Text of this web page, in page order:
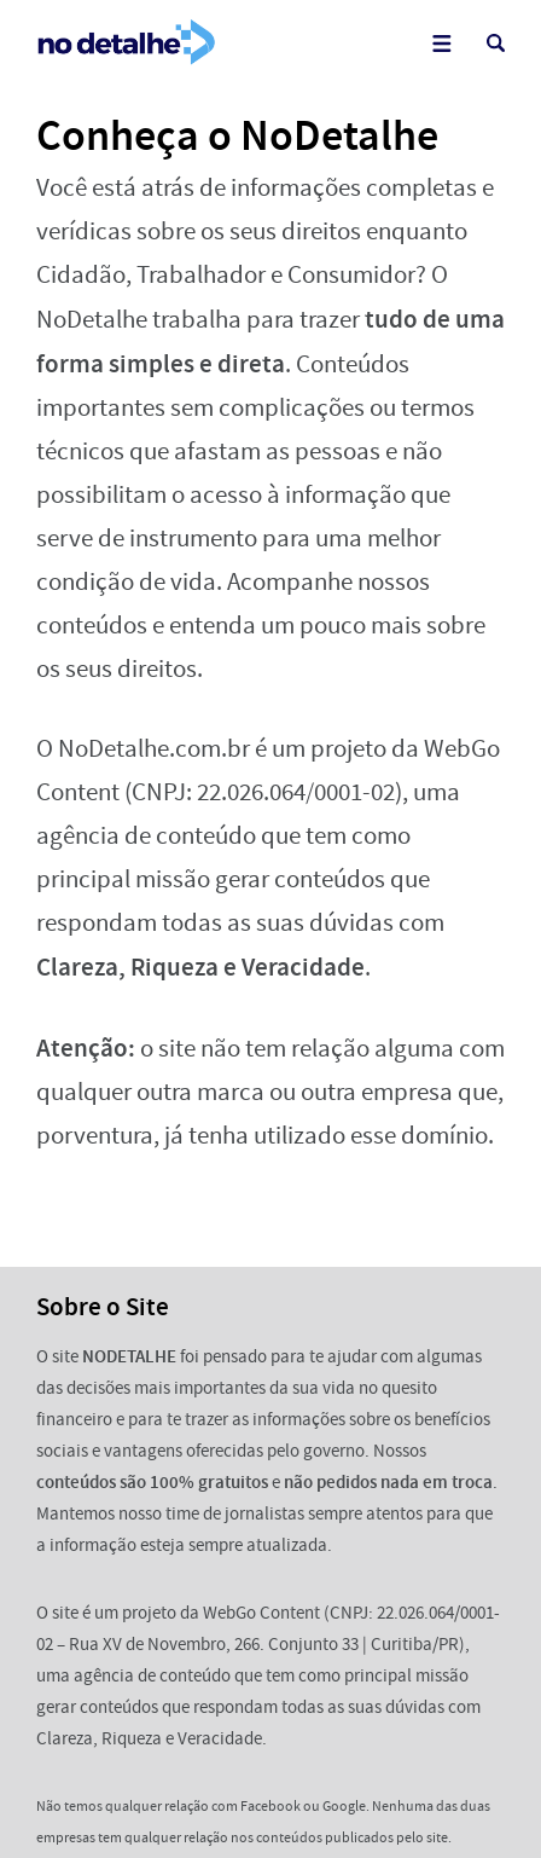
Conheça o NoDetalhe
Você está atrás de informações completas e
verídicas sobre os seus direitos enquanto
Cidadão, Trabalhador e Consumidor? O
NoDetalhe trabalha para trazertudo de uma
forma simples e direta. Conteúdos
importantes sem complicações ou termos
técnicos que afastam as pessoas e não
possibilitam o acesso à informação que
serve de instrumento para uma melhor
condição de vida. Acompanhe nossos
conteúdos e entenda um pouco mais sobre
os seus direitos.
O NoDetalhe.com.br é um projeto da WebGo
Content (CNPJ: 22.026.064/0001-02), uma
agência de conteúdo que tem como
principal missão gerar conteúdos que
respondam todas as suas dúvidas com
Clareza, Riqueza e Veracidade.
Atenção: o site não tem relação alguma com
qualquer outra marca ou outra empresa que,
porventura, já tenha utilizado esse domínio.
Sobre o Site
O site NODETALHEfoi pensado para te ajudar com algumas
das decisões mais importantes da sua vida no quesito
financeiro e para te trazer as informações sobre os benefícios
sociais e vantagens oferecidas pelo governo. Nossos
conteúdos são 100% gratuitose não pedidos nada em troca.
Mantemos nosso time de jornalistas sempre atentos para que
a informação esteja sempre atualizada.
O site é um projeto da WebGo Content (CNPJ: 22.026.064/0001-
02 – Rua XV de Novembro, 266. Conjunto 33 | Curitiba/PR),
uma agência de conteúdo que tem como principal missão
gerar conteúdos que respondam todas as suas dúvidas com
Clareza, Riqueza e Veracidade.
Não temos qualquer relação com Facebook ou Google. Nenhuma das duas
empresas tem qualquer relação nos conteúdos publicados pelo site.